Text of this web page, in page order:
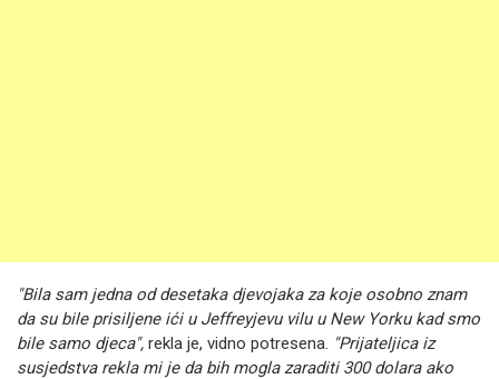
"Bila sam jedna od desetaka djevojaka za koje osobno znam
da su bile prisiljene ići u Jeffreyjevu vilu u New Yorku kad smo
bile samo djeca", rekla je, vidno potresena. "Prijateljica iz
susjedstva rekla mi je da bih mogla zaraditi 300 dolara ako